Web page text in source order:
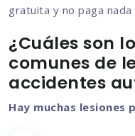
gratuita y no paga
¿Cuáles son
comunes de
accidentes
Hay muchas lesiones